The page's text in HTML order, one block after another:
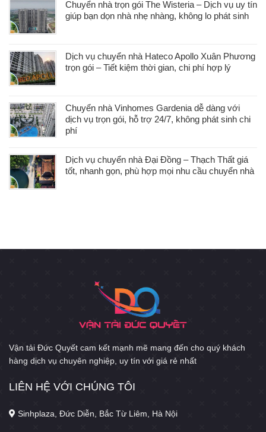
Chuyển nhà trọn gói The Wisteria – Dịch vụ uy tín
giúp bạn dọn nhà nhẹ nhàng, không lo phát sinh
Dịch vụ chuyển nhà Hateco Apollo Xuân Phương
trọn gói – Tiết kiệm thời gian, chi phí hợp lý
Chuyển nhà Vinhomes Gardenia dễ dàng với
dịch vụ trọn gói, hỗ trợ 24/7, không phát sinh chi
phí
Dịch vụ chuyển nhà Đại Đồng – Thạch Thất giá
tốt, nhanh gọn, phù hợp mọi nhu cầu chuyển nhà
Vận tải Đức Quyết cam kết mạnh mẽ mang đến cho quý khách
hàng dịch vụ chuyên nghiệp, uy tín với giá rẻ nhất
LIÊN HỆ VỚI CHÚNG TÔI
Sinhplaza, Đức Diễn, Bắc Từ Liêm, Hà Nội